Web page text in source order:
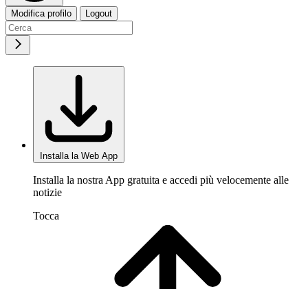
Modifica profilo Logout
Installa la Web App
Installa la nostra App gratuita e accedi più velocemente alle
notizie
Tocca